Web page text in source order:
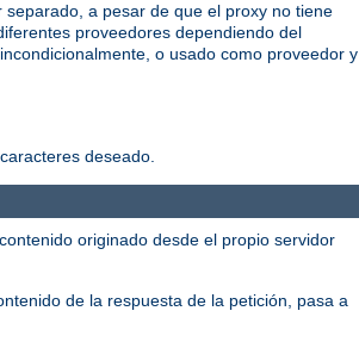
a pesar de que el proxy no tiene
proveedores dependiendo del
o usado como proveedor y
deseado.
originado desde el propio servidor
de la respuesta de la petición, pasa a